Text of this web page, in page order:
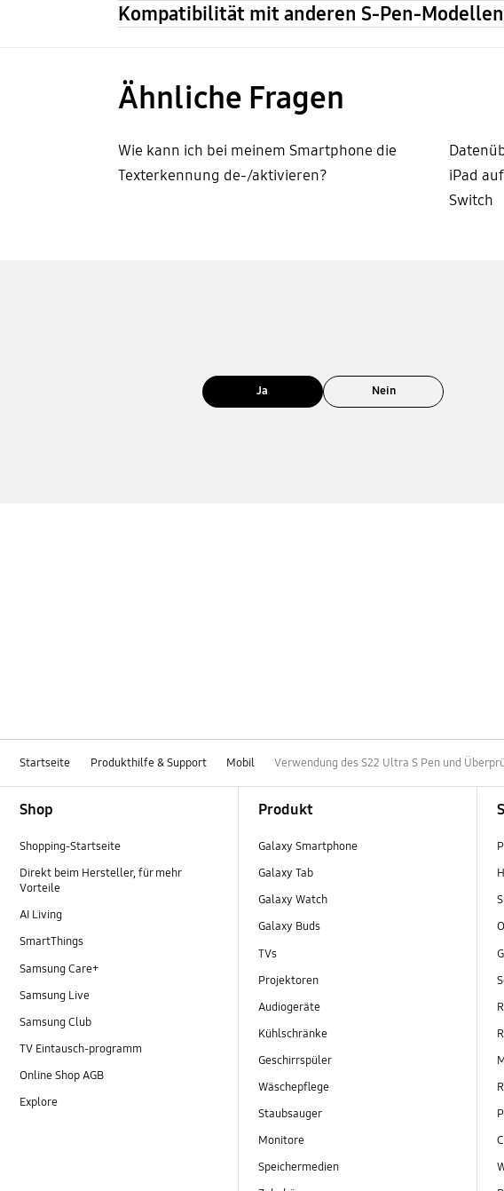
Kompatibilität mit anderen S-Pen-Modellen
Ähnliche Fragen
Wie kann ich bei meinem Smartphone die
Texterkennung de-/aktivieren?
iPad
Switch
Ja Nein
Startseite Produkthilfe & Support Mobil Verwendung des S22 Ultra S Pen und
Shop
Shopping-Startseite
Direkt beim Hersteller, für mehr
Vorteile
AI Living
SmartThings
Samsung Care+
Samsung Live
Samsung Club
TV Eintausch-programm
Online Shop AGB
Explore
Produkt
Galaxy Smartphone
Galaxy Tab
Galaxy Watch
Galaxy Buds
TVs
Projektoren
Audiogeräte
Kühlschränke
Geschirrspüler
Wäschepflege
Staubsauger
Monitore
Speichermedien